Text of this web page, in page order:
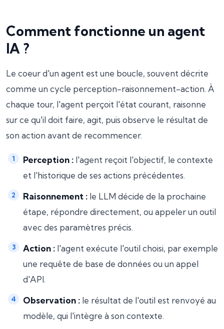
Comment fonctionne un agent
IA ?
Le coeur d'un agent est une boucle, souvent décrite
comme un cycle perception-raisonnement-action. À
chaque tour, l'agent perçoit l'état courant, raisonne
sur ce qu'il doit faire, agit, puis observe le résultat de
son action avant de recommencer.
Perception : l'agent reçoit l'objectif, le contexte
et l'historique de ses actions précédentes.
Raisonnement : le LLM décide de la prochaine
étape, répondre directement, ou appeler un outil
avec des paramètres précis.
Action : l'agent exécute l'outil choisi, par exemple
une requête de base de données ou un appel
d'API.
Observation : le résultat de l'outil est renvoyé au
modèle, qui l'intègre à son contexte.